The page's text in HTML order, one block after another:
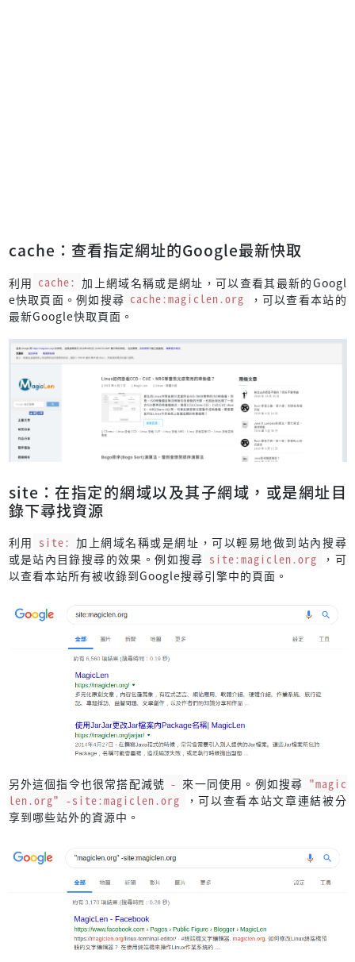
cache：查看指定網址的Google最新快取
利用 cache: 加上網域名稱或是網址，可以查看其最新的Googl
e快取頁面。例如搜尋 cache:magiclen.org
，可以查看本站的
最新Google快取頁面。
site：在指定的網域以及其子網域，或是網址目
錄下尋找資源
利用 site: 加上網域名稱或是網址，可以輕易地做到站內搜尋
或是站內目錄搜尋的效果。例如搜尋 site:magiclen.org
，可
以查看本站所有被收錄到Google搜尋引擎中的頁面。
另外這個指令也很常搭配減號 - 來一同使用。例如搜尋 "magic
len.org" -site:magiclen.org
，可以查看本站文章連結被分
享到哪些站外的資源中。